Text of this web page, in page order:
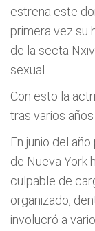
estrena este
primera vez su
de la secta
sexual.
Con esto la
tras varios
En junio del
de Nueva York
culpable de
organizado,
involucró a